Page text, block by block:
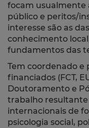
focam usualmente
público e peritos/
interesse são as
conhecimento
fundamentos das
Tem coordenado
financiados (FCT,
Doutoramento e
trabalho
internacionais de
psicologia social,